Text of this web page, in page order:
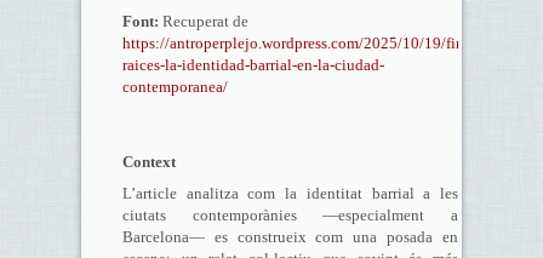
Font: Recuperat de
https://antroperplejo.wordpress.com/2025/10/19/fingir-
raices-la-identidad-barrial-en-la-ciudad-
contemporanea/
Context
L’article analitza com la identitat barrial a les
ciutats contemporànies —especialment a
Barcelona— es construeix com una posada en